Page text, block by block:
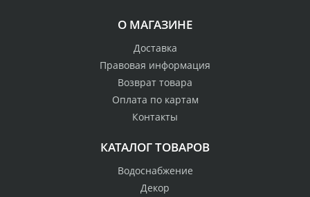
О МАГАЗИНЕ
Доставка
Правовая информация
Возврат товара
Оплата по картам
Контакты
КАТАЛОГ ТОВАРОВ
Водоснабжение
Декор